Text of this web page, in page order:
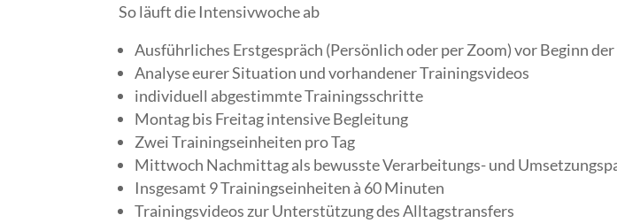
So läuft die Intensivwoche ab
Ausführliches Erstgespräch (Persönlich oder per Zoom) vor Beginn
Analyse eurer Situation und vorhandener Trainingsvideos
individuell abgestimmte Trainingsschritte
Montag bis Freitag intensive Begleitung
Zwei Trainingseinheiten pro Tag
Mittwoch Nachmittag als bewusste Verarbeitungs- und
Insgesamt 9 Trainingseinheiten à 60 Minuten
Trainingsvideos zur Unterstützung des Alltagstransfers